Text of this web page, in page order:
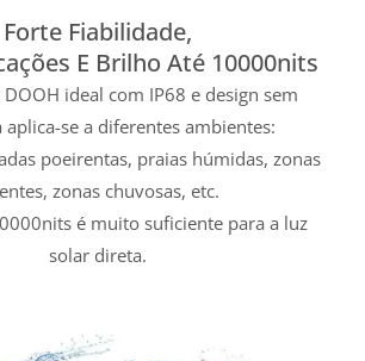
Forte Fiabilidade,
E Brilho Até 10000nits
ideal com IP68 e design sem
se a diferentes ambientes:
poeirentas, praias húmidas, zonas
zonas chuvosas, etc.
é muito suficiente para a luz
solar direta.